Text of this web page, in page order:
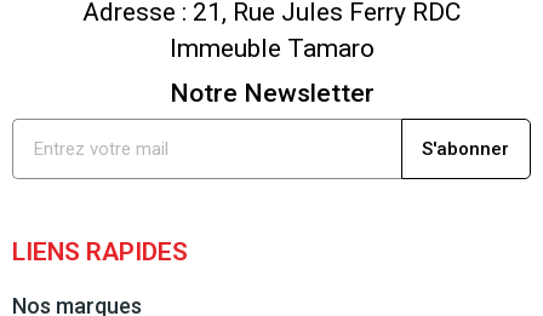
Adresse : 21, Rue Jules Ferry RDC
Immeuble Tamaro
Notre Newsletter
S'abonner
LIENS RAPIDES
Nos marques